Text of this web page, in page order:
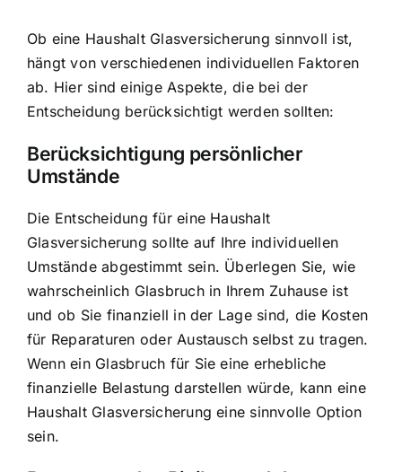
Ob eine Haushalt Glasversicherung sinnvoll ist,
hängt von verschiedenen individuellen Faktoren
ab. Hier sind einige Aspekte, die bei der
Entscheidung berücksichtigt werden sollten:
Berücksichtigung persönlicher
Umstände
Die Entscheidung für eine Haushalt
Glasversicherung sollte auf Ihre individuellen
Umstände abgestimmt sein. Überlegen Sie, wie
wahrscheinlich Glasbruch in Ihrem Zuhause ist
und ob Sie finanziell in der Lage sind, die Kosten
für Reparaturen oder Austausch selbst zu tragen.
Wenn ein Glasbruch für Sie eine erhebliche
finanzielle Belastung darstellen würde, kann eine
Haushalt Glasversicherung eine sinnvolle Option
sein.